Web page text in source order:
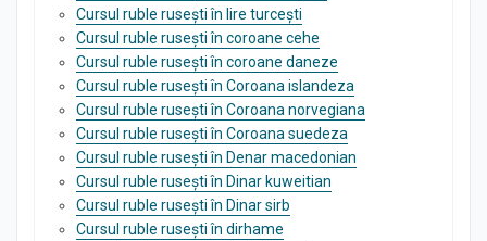
Cursul ruble rusești în lire turcești
Cursul ruble rusești în coroane cehe
Cursul ruble rusești în coroane daneze
Cursul ruble rusești în Coroana islandeza
Cursul ruble rusești în Coroana norvegiana
Cursul ruble rusești în Coroana suedeza
Cursul ruble rusești în Denar macedonian
Cursul ruble rusești în Dinar kuweitian
Cursul ruble rusești în Dinar sirb
Cursul ruble rusești în dirhame